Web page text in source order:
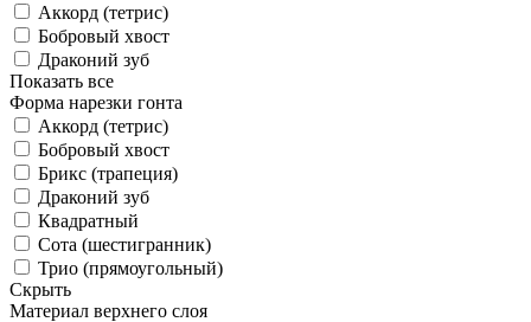
Аккорд (тетрис)
Бобровый хвост
Драконий зуб
Показать все
Форма нарезки гонта
Аккорд (тетрис)
Бобровый хвост
Брикс (трапеция)
Драконий зуб
Квадратный
Сота (шестигранник)
Трио (прямоугольный)
Скрыть
Материал верхнего слоя